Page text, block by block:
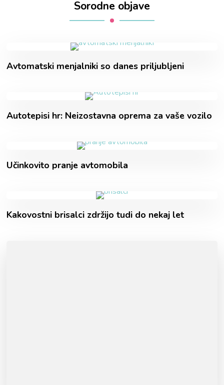
Sorodne objave
Avtomatski menjalniki so danes priljubljeni
Autotepisi hr: Neizostavna oprema za vaše vozilo
Učinkovito pranje avtomobila
Kakovostni brisalci zdržijo tudi do nekaj let